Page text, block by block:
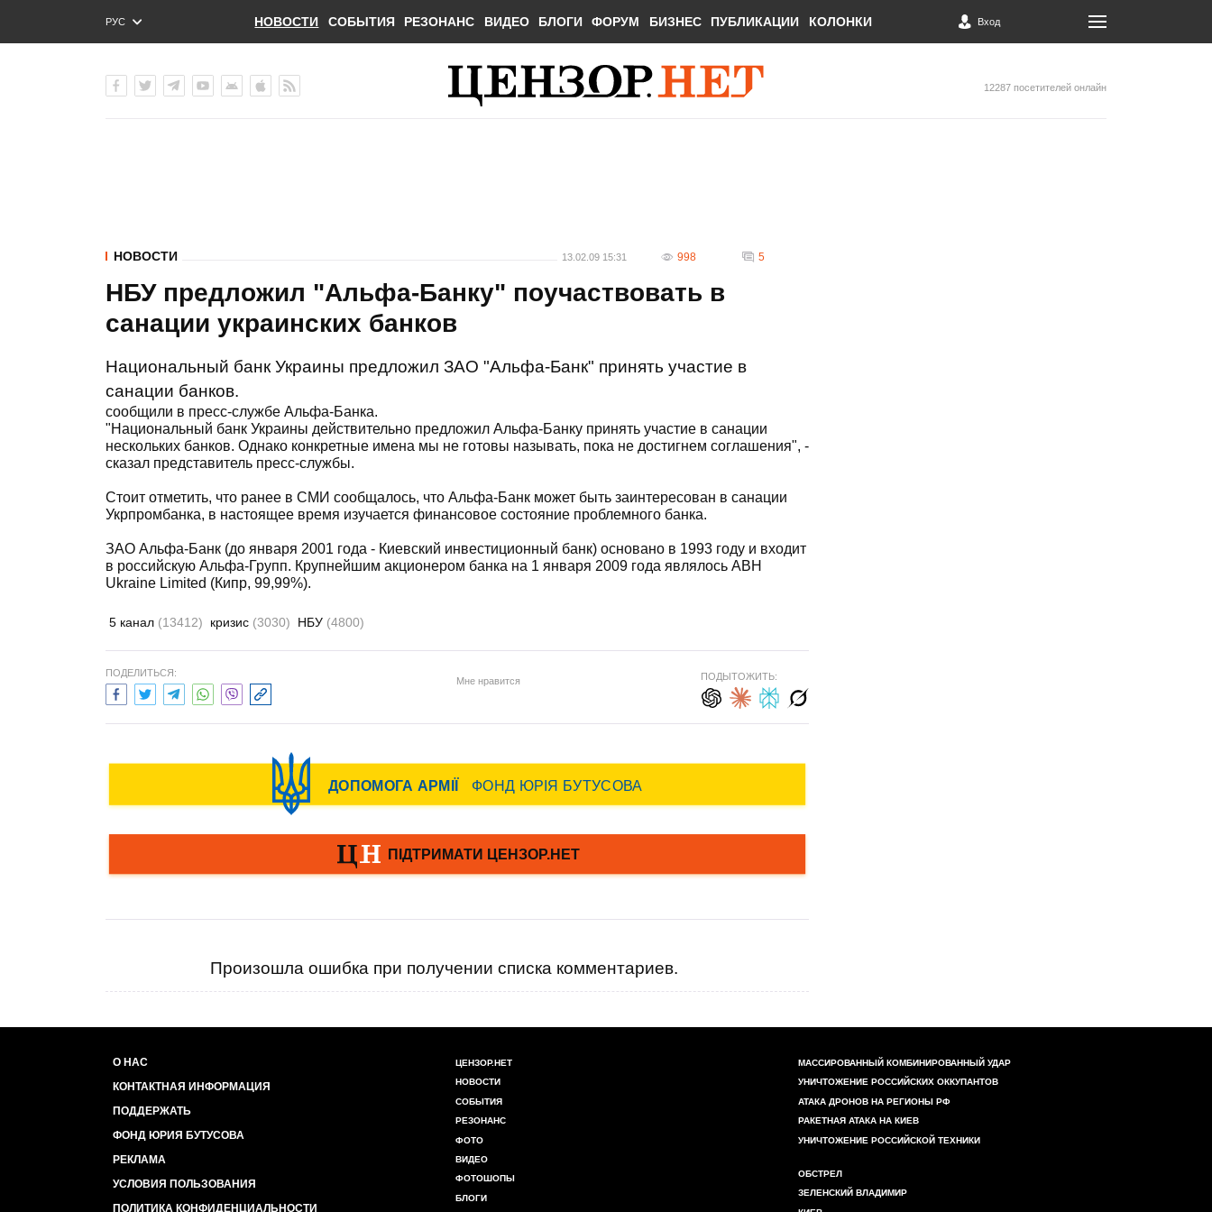
РУС
ENG
НОВОСТИ СОБЫТИЯ РЕЗОНАНС ВИДЕО БЛОГИ ФОРУМ БИЗНЕС ПУБЛИКАЦИИ КОЛОНКИ Вход
12287 посетителей онлайн
НОВОСТИ 13.02.09 15:31 998 5
НБУ предложил "Альфа-Банку" поучаствовать в
санации украинских банков
Национальный банк Украины предложил ЗАО "Альфа-Банк" принять участие в
санации банков.
сообщили в пресс-службе Альфа-Банка.
"Национальный банк Украины действительно предложил Альфа-Банку принять участие в санации
нескольких банков. Однако конкретные имена мы не готовы называть, пока не достигнем соглашения", -
сказал представитель пресс-службы.
Стоит отметить, что ранее в СМИ сообщалось, что Альфа-Банк может быть заинтересован в санации
Укрпромбанка, в настоящее время изучается финансовое состояние проблемного банка.
ЗАО Альфа-Банк (до января 2001 года - Киевский инвестиционный банк) основано в 1993 году и входит
в российскую Альфа-Групп. Крупнейшим акционером банка на 1 января 2009 года являлось АВН
Ukraine Limited (Кипр, 99,99%).
5 канал (13412) кризис (3030) НБУ (4800)
ПОДЕЛИТЬСЯ:
Мне нравится ПОДЫТОЖИТЬ:
Произошла ошибка при получении списка комментариев.
О НАС
КОНТАКТНАЯ ИНФОРМАЦИЯ
ПОДДЕРЖАТЬ
ФОНД ЮРИЯ БУТУСОВА
РЕКЛАМА
УСЛОВИЯ ПОЛЬЗОВАНИЯ
ПОЛИТИКА КОНФИДЕНЦИАЛЬНОСТИ
ЦЕНЗОР.НЕТ
НОВОСТИ
СОБЫТИЯ
РЕЗОНАНС
ФОТО
ВИДЕО
ФОТОШОПЫ
БЛОГИ
МАССИРОВАННЫЙ КОМБИНИРОВАННЫЙ УДАР
УНИЧТОЖЕНИЕ РОССИЙСКИХ ОККУПАНТОВ
АТАКА ДРОНОВ НА РЕГИОНЫ РФ
РАКЕТНАЯ АТАКА НА КИЕВ
УНИЧТОЖЕНИЕ РОССИЙСКОЙ ТЕХНИКИ
ОБСТРЕЛ
ЗЕЛЕНСКИЙ ВЛАДИМИР